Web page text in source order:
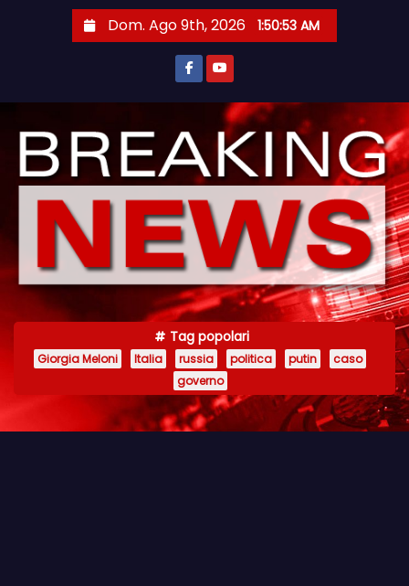
t
Dom. Ago 9th, 2026 1:50:53 AM
Tag popolari
Giorgia Meloni Italia russia politica putin
caso
governo